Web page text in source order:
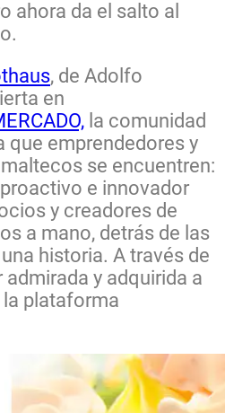
ahora da el salto al
, de Adolfo
en
la comunidad
que emprendedores y
se encuentren:
e innovador
y creadores de
a mano, detrás de las
historia. A través de
admirada y adquirida a
plataforma